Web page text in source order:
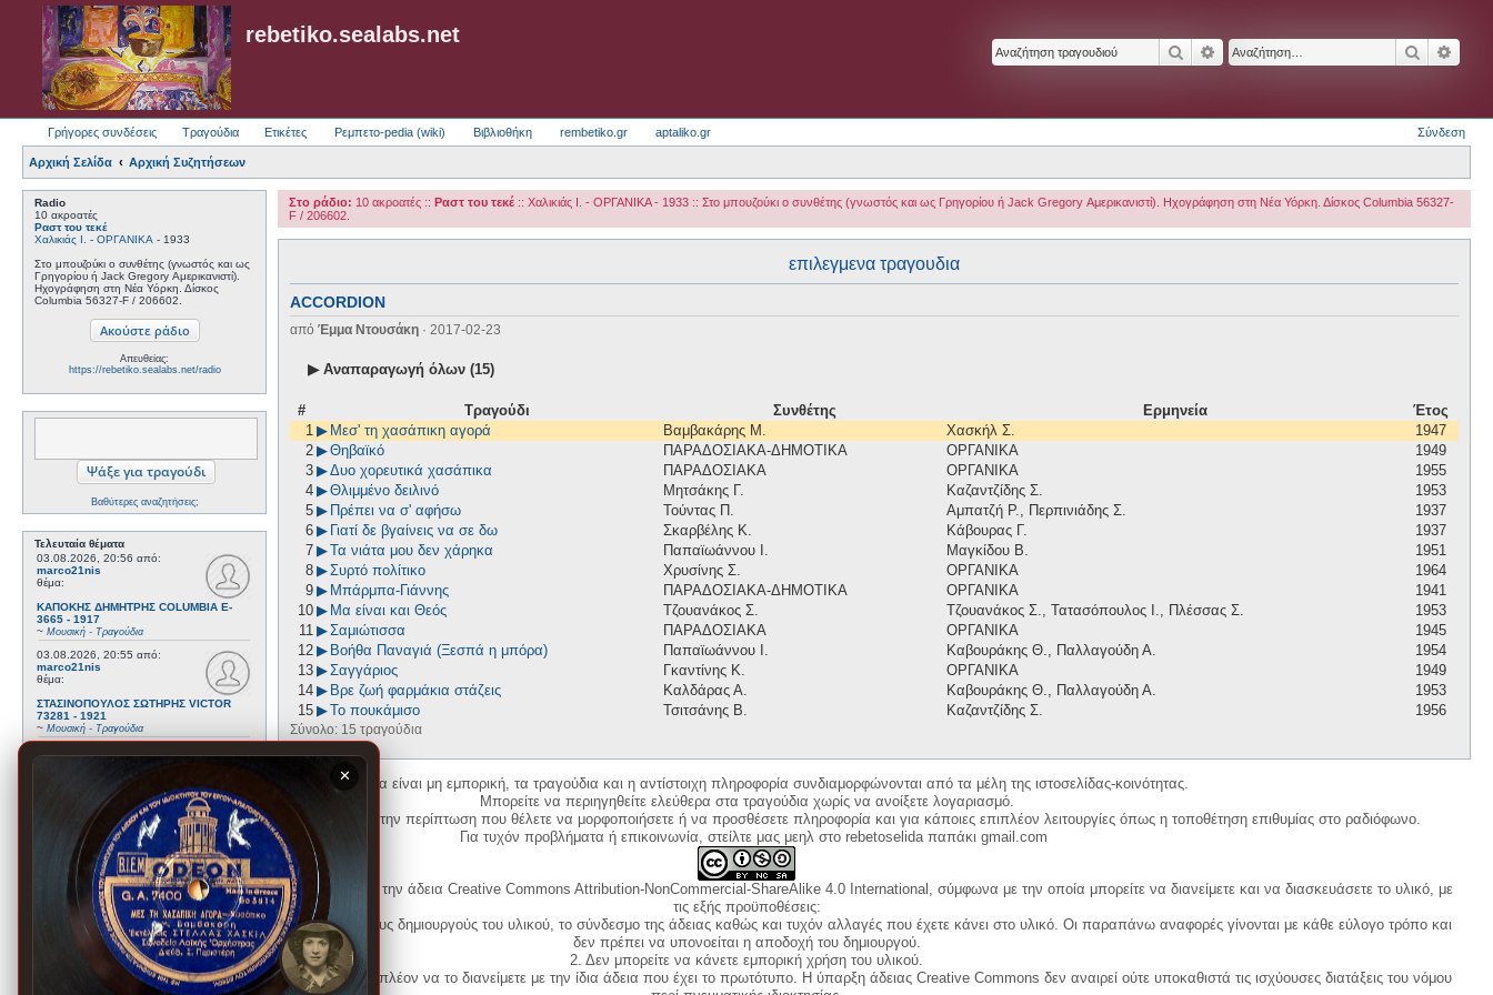
rebetiko.sealabs.net
ΑναζήτησηΕιδική αναζήτηση
Γρήγορες συνδέσεις Τραγούδια Ετικέτες Ρεμπετο-pedia (wiki) Βιβλιοθήκη rembetiko.gr aptaliko.gr Σύνδεση
Αρχική Σελίδα Αρχική Συζητήσεων
Radio
10 ακροατές
Ραστ του τεκέ
Χαλικιάς Ι.
- ΟΡΓΑΝΙΚΑ - 1933
Στο μπουζούκι ο συνθέτης (γνωστός και ως
Γρηγορίου ή Jack Gregory Αμερικανιστί).
Ηχογράφηση στη Νέα Υόρκη. Δίσκος
Columbia 56327-F / 206602.
Απευθείας:
https://rebetiko.sealabs.net/radio
Βαθύτερες αναζητήσεις;
Τελευταία θέματα
03.08.2026, 20:56 από:
marco21nis
θέμα:
ΚΑΠΟΚΗΣ ΔΗΜΗΤΡΗΣ COLUMBIA E-
3665 - 1917
~ Μουσική - Τραγούδια
03.08.2026, 20:55 από:
marco21nis
θέμα:
ΣΤΑΣΙΝΟΠΟΥΛΟΣ ΣΩΤΗΡΗΣ VICTOR
73281 - 1921
~ Μουσική - Τραγούδια
ΧΑΤΖΗΑΠΟΣΤΟΛΟΥ ΝΙΚΟΣ- DAJOS
BELA - ODEON AA 79815_9 kai ODEON
Μουσική - Τραγούδια
17.07.2026, 17:44από:
marco21nis
ΒΕΜΠΟ ΣΟΦΙΑ HIS MASTER'S VOICE
AO 5071 - 1952
Μουσική - Τραγούδια
08.07.2026, 16:32από:
Στο ράδιο: 10 ακροατές :: Ραστ του τεκέ :: Χαλικιάς Ι. - ΟΡΓΑΝΙΚΑ - 1933 :: Στο μπουζούκι ο συνθέτης (γνωστός και ως Γρηγορίου ή Jack Gregory Αμερικανιστί). Ηχογράφηση στη Νέα Υόρκη. Δίσκος Columbia 56327-
F / 206602.
επιλεγμενα τραγουδια
ACCORDION
από Έμμα Ντουσάκη · 2017-02-23
▶ Αναπαραγωγή όλων (15)
# Τραγούδι Συνθέτης Ερμηνεία
Έτος
1 ▶ Μεσ' τη χασάπικη αγορά Βαμβακάρης Μ. Χασκήλ Σ.
1947
2 ▶Θηβαϊκό ΠΑΡΑΔΟΣΙΑΚΑ-ΔΗΜΟΤΙΚΑ ΟΡΓΑΝΙΚΑ
1949
3 ▶Δυο χορευτικά χασάπικα ΠΑΡΑΔΟΣΙΑΚΑ ΟΡΓΑΝΙΚΑ
1955
4 ▶Θλιμμένο δειλινό Μητσάκης Γ. Καζαντζίδης Σ.
1953
5 ▶ Πρέπει να σ' αφήσω Τούντας Π. Αμπατζή Ρ., Περπινιάδης Σ.
1937
6 ▶ Γιατί δε βγαίνεις να σε δω Σκαρβέλης Κ. Κάβουρας Γ.
1937
7 ▶Τα νιάτα μου δεν χάρηκα Παπαϊωάννου Ι. Μαγκίδου Β.
1951
8 ▶Συρτό πολίτικο Χρυσίνης Σ. ΟΡΓΑΝΙΚΑ
1964
9 ▶ Μπάρμπα-Γιάννης ΠΑΡΑΔΟΣΙΑΚΑ-ΔΗΜΟΤΙΚΑ ΟΡΓΑΝΙΚΑ
1941
10 ▶ Μα είναι και Θεός Τζουανάκος Σ. Τζουανάκος Σ., Τατασόπουλος Ι., Πλέσσας Σ.
1953
11 ▶Σαμιώτισσα ΠΑΡΑΔΟΣΙΑΚΑ ΟΡΓΑΝΙΚΑ
1945
12 ▶ Βοήθα Παναγιά (Ξεσπά η μπόρα) Παπαϊωάννου Ι. Καβουράκης Θ., Παλλαγούδη Α.
1954
13 ▶Σαγγάριος Γκαντίνης Κ. ΟΡΓΑΝΙΚΑ
1949
14 ▶ Βρε ζωή φαρμάκια στάζεις Καλδάρας Α. Καβουράκης Θ., Παλλαγούδη Α.
1953
15 ▶Το πουκάμισο Τσιτσάνης Β. Καζαντζίδης Σ. 1956
Σύνολο: 15 τραγούδια
✕
Η ιστοσελίδα είναι μη εμπορική, τα τραγούδια και η αντίστοιχη πληροφορία συνδιαμορφώνονται από τα μέλη της ιστοσελίδας-κοινότητας.
Μπορείτε να περιηγηθείτε ελεύθερα στα τραγούδια χωρίς να ανοίξετε λογαριασμό.
Η δημιουργία λογαριασμού απαιτείται μόνο για την περίπτωση που θέλετε να μορφοποιήσετε ή να προσθέσετε πληροφορία και για κάποιες επιπλέον λειτουργίες όπως η τοποθέτηση επιθυμίας στο ραδιόφωνο.
Για τυχόν προβλήματα ή επικοινωνία, στείλτε μας μεηλ στο rebetoselida παπάκι gmail.com
Η χρήση του υλικού της σελίδας γίνεται σύμφωνα με την άδεια Creative Commons Attribution-NonCommercial-ShareAlike 4.0 International, σύμφωνα με την οποία μπορείτε να διανείμετε και να διασκευάσετε το υλικό, με
τις εξής προϋποθέσεις:
1. Να αναφέρετε τον αρχικό και τους μεταγενέστερους δημιουργούς του υλικού, το σύνδεσμο της άδειας καθώς και τυχόν αλλαγές που έχετε κάνει στο υλικό. Οι παραπάνω αναφορές γίνονται με κάθε εύλογο τρόπο και
δεν πρέπει να υπονοείται η αποδοχή του δημιουργού.
2. Δεν μπορείτε να κάνετε εμπορική χρήση του υλικού.
3. Αν διασκευάσετε με κάθε τρόπο το υλικό, πρέπει πλέον να το διανείμετε με την ίδια άδεια που έχει το πρωτότυπο. Η ύπαρξη άδειας Creative Commons δεν αναιρεί ούτε υποκαθιστά τις ισχύουσες διατάξεις του νόμου